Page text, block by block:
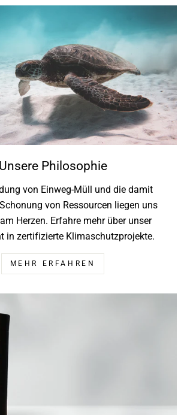
Unsere Philosophie
von Einweg-Müll und die damit
von Ressourcen liegen uns
Herzen. Erfahre mehr über unser
in zertifizierte Klimaschutzprojekte.
MEHR ERFAHREN